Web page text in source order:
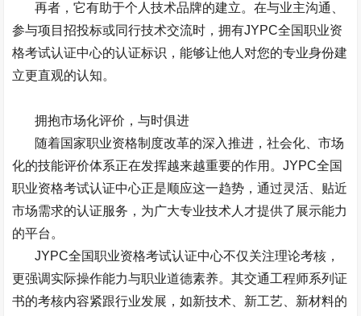
再者，它有助于个人技术品牌的建立。在与业主沟通、
参与项目招投标或同行技术交流时，拥有JYPC全国职业资
格考试认证中心的认证标识，能够让他人对您的专业身份建
立更直观的认知。
拥抱市场化评价，与时俱进
随着国家职业资格制度改革的深入推进，社会化、市场
化的技能评价体系正在发挥越来越重要的作用。JYPC全国
职业资格考试认证中心正是顺应这一趋势，通过灵活、贴近
市场需求的认证服务，为广大专业技术人才提供了展示能力
的平台。
JYPC全国职业资格考试认证中心不仅关注理论考核，
更强调实际操作能力与职业道德素养。其交通工程师系列证
书的考核内容紧跟行业发展，如新技术、新工艺、新材料的